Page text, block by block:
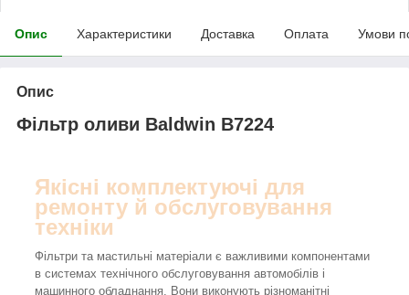
Опис Характеристики Доставка Оплата Умови
Опис
Фільтр оливи Baldwin B7224
Якісні комплектуючі для
ремонту й обслуговування
техніки
Фільтри та мастильні матеріали є важливими компонентами
в системах технічного обслуговування автомобілів і
машинного обладнання. Вони виконують різноманітні